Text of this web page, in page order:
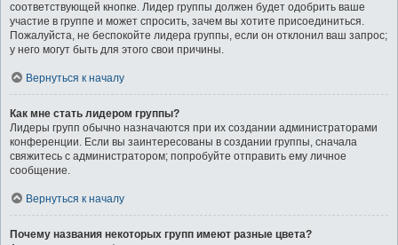
соответствующей кнопке. Лидер группы должен будет одобрить ваше
участие в группе и может спросить, зачем вы хотите присоединиться.
Пожалуйста, не беспокойте лидера группы, если он отклонил ваш запрос;
у него могут быть для этого свои причины.
Вернуться к началу
Как мне стать лидером группы?
Лидеры групп обычно назначаются при их создании администраторами
конференции. Если вы заинтересованы в создании группы, сначала
свяжитесь с администратором; попробуйте отправить ему личное
сообщение.
Вернуться к началу
Почему названия некоторых групп имеют разные цвета?